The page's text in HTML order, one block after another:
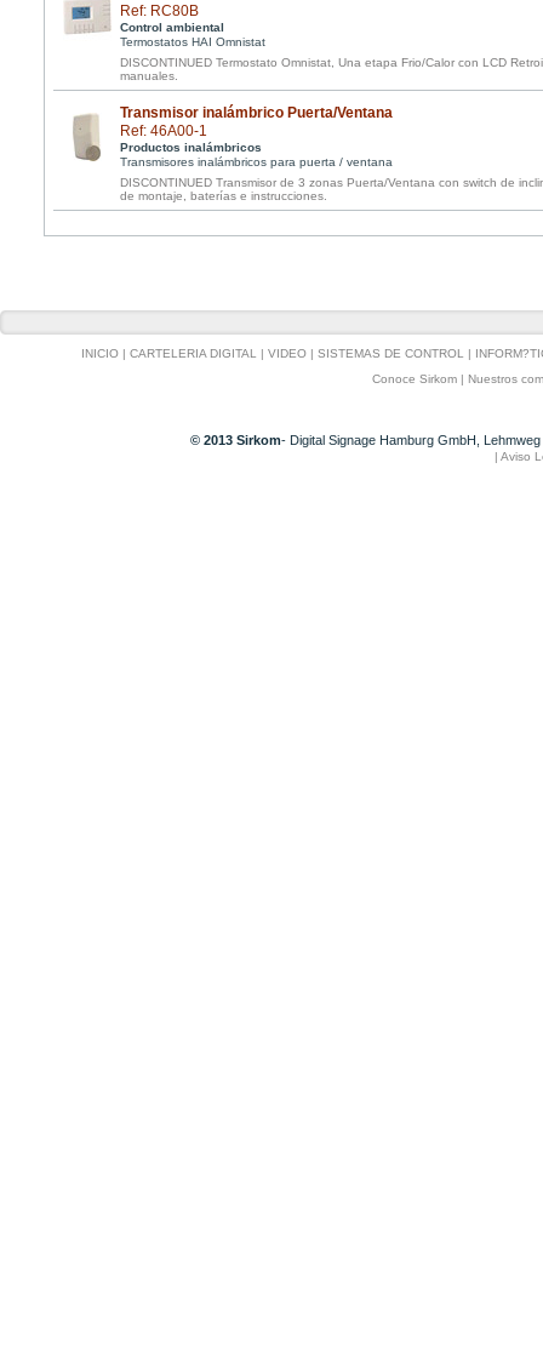
Ref: RC80B
Control ambiental
Termostatos HAI Omnistat
DISCONTINUED Termostato Omnistat, Una etapa Frio/Calor con LCD
manuales.
Transmisor inalámbrico Puerta/Ventana
Ref: 46A00-1
Productos inalámbricos
Transmisores inalámbricos para puerta / ventana
DISCONTINUED Transmisor de 3 zonas Puerta/Ventana con switch de
de montaje, baterías e instrucciones.
INICIO | CARTELERIA DIGITAL | VIDEO | SISTEMAS DE CONTROL |
Conoce Sirkom| Nuestros
© 2013 Sirkom- Digital Signage Hamburg GmbH,
| Aviso